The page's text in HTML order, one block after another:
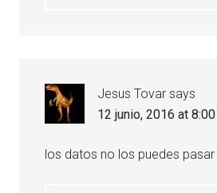
Jesus Tovar says
12 junio, 2016 at
los datos no los puedes